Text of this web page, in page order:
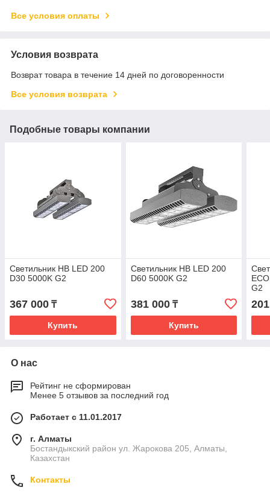
Все условия оплаты
Условия возврата
Возврат товара в течение 14 дней по договоренности
Все условия возврата
Подобные товары компании
Светильник HB LED 200
D30 5000K G2
367 000 ₸
Купить
Светильник HB LED 200
D60 5000K G2
381 000₸
Купить
G2
О нас
Рейтинг не сформирован
Менее 5 отзывов за последний год
Работает с 11.01.2017
г. Алматы
Бостандыкский район ул. Жарокова 205, Алматы,
Казахстан
Контакты